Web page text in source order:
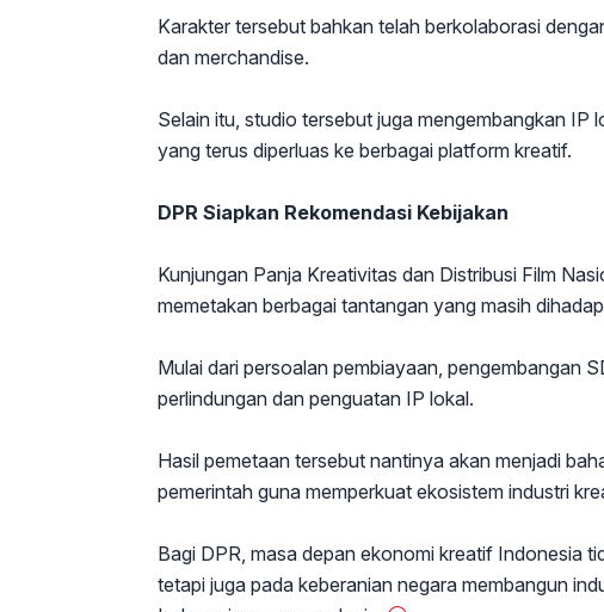
Karakter tersebut bahkan telah berkolaborasi
dan merchandise.
Selain itu, studio tersebut juga mengembangkan IP
yang terus diperluas ke berbagai platform kreatif.
DPR Siapkan Rekomendasi Kebijakan
Kunjungan Panja Kreativitas dan Distribusi Film
memetakan berbagai tantangan yang masih
Mulai dari persoalan pembiayaan, pengembangan
perlindungan dan penguatan IP lokal.
Hasil pemetaan tersebut nantinya akan menjadi
pemerintah guna memperkuat ekosistem industri
Bagi DPR, masa depan ekonomi kreatif Indonesia
tetapi juga pada keberanian negara membangun